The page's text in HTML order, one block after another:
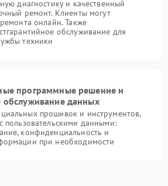
диагностику и качественный
ремонт. Клиенты могут
онлайн. Также
обслуживание для
техники
программные решение и
обслуживание данных
прошивок и инструментов,
пользовательскими данными:
конфиденциальность и
при необходимости